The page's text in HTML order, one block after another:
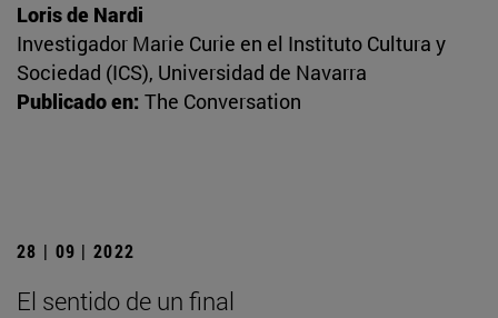
Loris de Nardi
Investigador Marie Curie en el Instituto Cultura y
Sociedad (ICS), Universidad de Navarra
Publicado en: The Conversation
28 | 09 | 2022
El sentido de un final